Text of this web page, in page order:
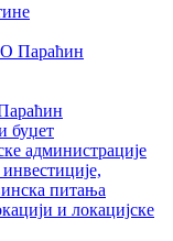
Параћин
буџет
администрације
питања
и локацијске